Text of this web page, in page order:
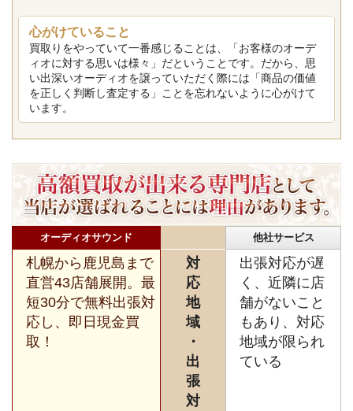
心がけていること
買取りをやっていて一番感じることは、「お客様のオーデ
ィオに対する思いは様々」だということです。だから、思
い出深いオーディオを譲っていただく際には「商品の価値
を正しく判断し査定する」ことを忘れないように心がけて
います。
オーディオサウンド 他社サービス
札幌から鹿児島まで
直営43店舗展開。最
短30分で無料出張対
応し、即日現金買
取！
対
応
地
域
・
出
張
対
出張対応が遅
く、近隣に店
舗がないこと
もあり、対応
地域が限られ
ている